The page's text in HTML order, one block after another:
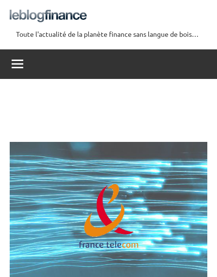
contenu
Le
Blog
Finance
Toute l'actualité de la planète finance sans langue de bois…